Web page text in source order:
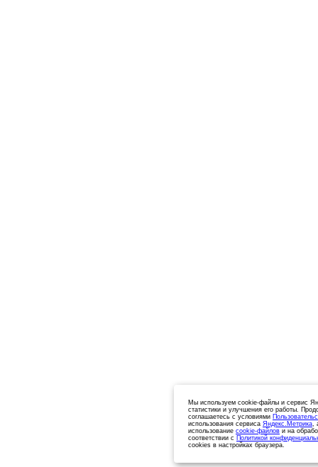
Мы используем cookie-файлы и сервис
статистики и улучшения его работы.
соглашаетесь с условиями
использования сервиса Яндекс.Метрика,
использование cookie-файлов и на
соответствии с Политикой
cookies в настройках браузера.